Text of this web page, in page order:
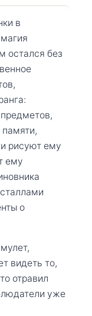
в
остался без
рисуют ему
ему
о
видеть то,
отравил
уже